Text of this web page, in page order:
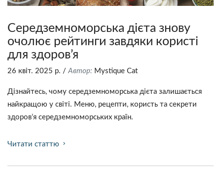
Середземноморська дієта знову
очолює рейтинги завдяки користі
для здоров’я
26 квіт. 2025 р. / Автор: Mystique Сat
Дізнайтесь, чому середземноморська дієта залишається
найкращою у світі. Меню, рецепти, користь та секрети
здоров’я середземноморських країн.
Читати статтю chevron_right